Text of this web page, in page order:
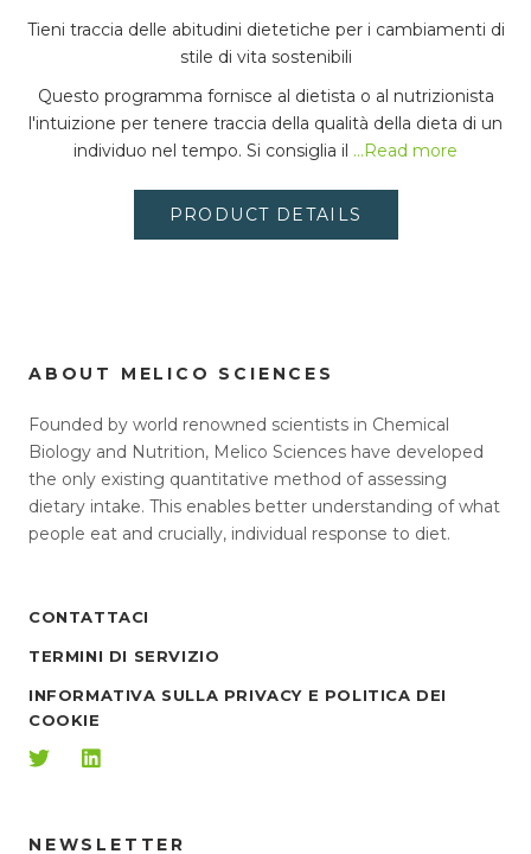
Tieni traccia delle abitudini dietetiche per i cambiamenti di
stile di vita sostenibili
Questo programma fornisce al dietista o al nutrizionista
l'intuizione per tenere traccia della qualità della dieta di un
individuo nel tempo. Si consiglia il ...Read more
PRODUCT DETAILS
ABOUT MELICO SCIENCES
Founded by world renowned scientists in Chemical
Biology and Nutrition, Melico Sciences have developed
the only existing quantitative method of assessing
dietary intake. This enables better understanding of what
people eat and crucially, individual response to diet.
CONTATTACI
TERMINI DI SERVIZIO
INFORMATIVA SULLA PRIVACY E POLITICA DEI
COOKIE
NEWSLETTER